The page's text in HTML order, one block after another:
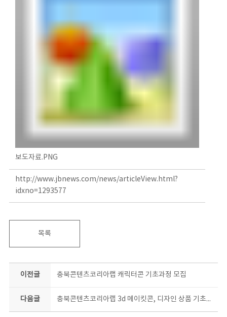
보도자료.PNG
http://www.jbnews.com/news/articleView.html?
idxno=1293577
목록
이전글 충북콘텐츠코리아랩 캐릭터콘 기초과정 모집
다음글 충북콘텐츠코리아랩 3d 메이킷콘, 디자인 상품 기초과정